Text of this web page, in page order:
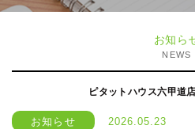
お知ら
NEWS
ピタットハウス六甲道
お知らせ 2026.05.23